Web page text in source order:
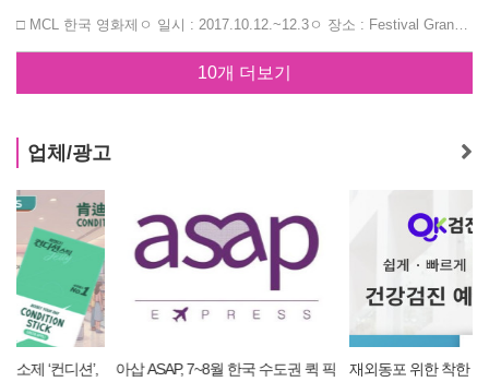
□ MCL 한국 영화제ㅇ 일시 : 2017.10.12.~12.3ㅇ 장소 : Festival Grand Cinema, Grand Korn hill Cinema, Star Cinemas)- 최신 한국 영화 13을 선정하여, 문화제 기간 동안 집중 상영 예정. □ Korea Literature Night 작가 초청 강연ㅇ 일시 : 2017.10.19 (목)ㅇ 장소 : 홍콩이공대ㅇ 주최 : 홍콩이공대 중문·이중언어학과ㅇ 후원 : 주홍콩대한민국총영사관, 한국문학번역원- 한국문화번역원의 한국 작가 파견 프로그램. 소설가 이기호 작가를 초청, 이공대 한국어 전공 과정 학생들을 대상으로 작품&lt;권순찬과 착한사람들(영문판)&gt; 또는 &lt;밀수록 다시 가까워지는(영문판)&gt;에 대한 작가의 이야기와 질의응답을 통해 한국어 및 한국 문학에 대한 이해도를 제고할 수 있도록 함. □ 한국예술종합학교 전통예술원 공연ㅇ 일시 : 2017.10.24(화) 20:00(메인공연)/ 25(수)18:00ㅇ 장소 : 홍콩공연예술학교 엠피시어터, 홍콩 컬처럴 센터 포이어ㅇ 주최 : 주홍콩대한민국총영사관, 한국예술종합학교 전통예술원ㅇ 후원 : 홍콩공연예술학교, 홍콩 레저·문화사무서- 한국종합예술종합학교 전통예술원 교수진 및 학생들이 참여하는 한국 전통 공연. 거문고, 가야금 산조 및 산조 합주 등의 연주와 판소리, 태평무 등의 공연을 선보일 예정. 한예종 학생들의 공연 외에도 중국 전통 음악 공연단이 WUJIENSENBLE (無極樂團)이 중국 전통 음악 공연을 선보임. □ 한국 사찰 음식 워크숍ㅇ 일시 : 2017.10.24(화)ㅇ 장소 : 아시아소사이어티 홍콩센터ㅇ 주최 : 주홍콩대한민국총영사관ㅇ 목적 : 한국 사찰 음식의 철학과 한국 음식의 다양성 소개. □ 서울시립교향악단 콘서트ㅇ 일시 : 2017.10.26(목)ㅇ 장소 : 홍콩 컬처럴센터 콘서트홀ㅇ 주최 : 주홍콩대한민국총영사관, 서울시립교향악단ㅇ 후원 : 문화체육관광부, 홍콩 레저·문화사무서- 주홍콩한국문화원 개원 및 홍콩 주권 반환 20주년 기념으로 진행되는 한국의 대표적인 교향악단 서울시립교향악단 콘서트 (지휘: 티에리 피셔(Thierry Fischer) 수석객원지휘자). 바이올리니스트 김수연과 홍콩필(Hong Kong Phil) 수석 비올리스트 Andrew Ling의 협연. - 프로그램·서 곡 : Mahler, Totenfeier·협연곡 : Bruch, Double Concerto for Violin and Viola·교향곡 : Tchaikovsky, Symphony No.5 □ 위대한 태권도 (국기원 태권도 공연)ㅇ 일시 : 2017.10.29.(일)ㅇ 장소 : Southorn Stadium (修頓場館)ㅇ 주최 : 국기원, 주홍콩대한민국총영사관ㅇ 후원 : 홍콩 태권도협회- 태권도 정신을 기술로서 표현한 작품으로 강인한 정신력과 동작을 연출하며 정통태권도를 고수하면서 태권도의 기술들을 표현한 작품으로 태권도가 갖고 있는 화려한 동작들을 만날 수 있는 공연.
10개 더보기
업체/광고
아삽 ASAP, 7~8월 한국 수도권 퀵 픽
재외동포 위한 착한 건강검진 플랫